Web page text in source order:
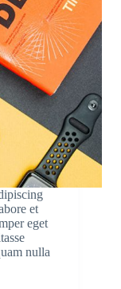
et
eget
nulla